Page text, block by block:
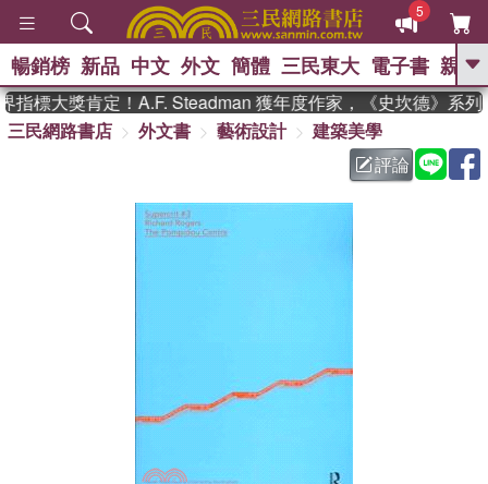
5
GO
熱搜： 東野圭吾 、 高希均教授回憶錄
父親節 、 如果歷
暑期推薦 、 國際布克
獎 臺灣漫遊錄 、 方念華
登輝時代
暢銷榜 新品 中文 外文 簡體 三民東大 電子書 親子
標大獎肯定！A.F. Steadman 獲年度作家，《史坎德》系列
三民網路書店
外文書 藝術設計
建築美學
評論